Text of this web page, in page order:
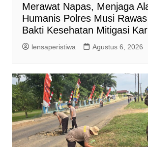
Merawat Napas, Menjaga
Humanis Polres Musi
Bakti Kesehatan Mitigasi
lensaperistiwa Agustus 6, 2026